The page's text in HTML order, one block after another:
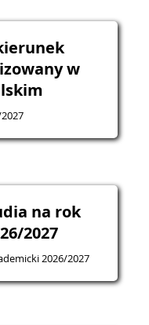
w
na rok
2027
2026/2027